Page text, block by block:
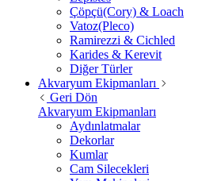
Çöpçü(Cory) & Loach
Vatoz(Pleco)
Ramirezzi & Cichled
Karides & Kerevit
Diğer Türler
Akvaryum Ekipmanları
Geri Dön
Akvaryum Ekipmanları
Aydınlatmalar
Dekorlar
Kumlar
Cam Silecekleri